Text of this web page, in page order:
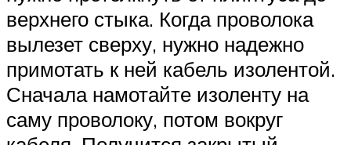
верхнего стыка. Когда проволока
вылезет сверху, нужно надежно
примотать к ней кабель изолентой.
Сначала намотайте изоленту на
саму проволоку, потом вокруг